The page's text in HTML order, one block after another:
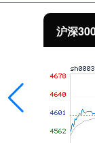
沪深